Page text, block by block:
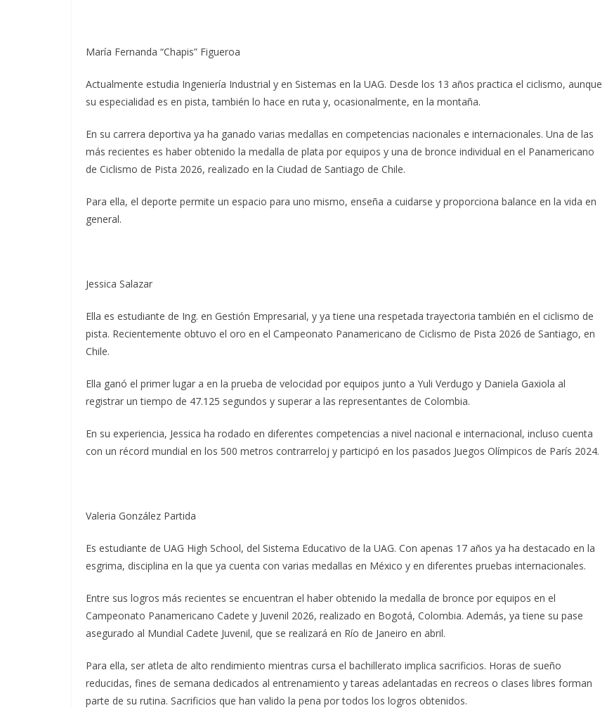
María Fernanda “Chapis” Figueroa
Actualmente estudia Ingeniería Industrial y en Sistemas en la UAG. Desde los 13 años practica el ciclismo, aunque
su especialidad es en pista, también lo hace en ruta y, ocasionalmente, en la montaña.
En su carrera deportiva ya ha ganado varias medallas en competencias nacionales e internacionales. Una de las
más recientes es haber obtenido la medalla de plata por equipos y una de bronce individual en el Panamericano
de Ciclismo de Pista 2026, realizado en la Ciudad de Santiago de Chile.
Para ella, el deporte permite un espacio para uno mismo, enseña a cuidarse y proporciona balance en la vida en
general.
Jessica Salazar
Ella es estudiante de Ing. en Gestión Empresarial, y ya tiene una respetada trayectoria también en el ciclismo de
pista. Recientemente obtuvo el oro en el Campeonato Panamericano de Ciclismo de Pista 2026 de Santiago, en
Chile.
Ella ganó el primer lugar a en la prueba de velocidad por equipos junto a Yuli Verdugo y Daniela Gaxiola al
registrar un tiempo de 47.125 segundos y superar a las representantes de Colombia.
En su experiencia, Jessica ha rodado en diferentes competencias a nivel nacional e internacional, incluso cuenta
con un récord mundial en los 500 metros contrarreloj y participó en los pasados Juegos Olímpicos de París 2024.
Valeria González Partida
Es estudiante de UAG High School, del Sistema Educativo de la UAG. Con apenas 17 años ya ha destacado en la
esgrima, disciplina en la que ya cuenta con varias medallas en México y en diferentes pruebas internacionales.
Entre sus logros más recientes se encuentran el haber obtenido la medalla de bronce por equipos en el
Campeonato Panamericano Cadete y Juvenil 2026, realizado en Bogotá, Colombia. Además, ya tiene su pase
asegurado al Mundial Cadete Juvenil, que se realizará en Río de Janeiro en abril.
Para ella, ser atleta de alto rendimiento mientras cursa el bachillerato implica sacrificios. Horas de sueño
reducidas, fines de semana dedicados al entrenamiento y tareas adelantadas en recreos o clases libres forman
parte de su rutina. Sacrificios que han valido la pena por todos los logros obtenidos.